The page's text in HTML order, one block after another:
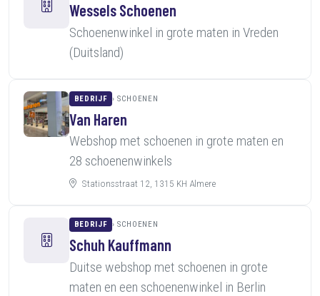
Wessels Schoenen
Schoenenwinkel in grote maten in Vreden
(Duitsland)
BEDRIJF SCHOENEN
Van Haren
Webshop met schoenen in grote maten en
28 schoenenwinkels
Stationsstraat 12, 1315 KH Almere
BEDRIJF SCHOENEN
Schuh Kauffmann
Duitse webshop met schoenen in grote
maten en een schoenenwinkel in Berlin